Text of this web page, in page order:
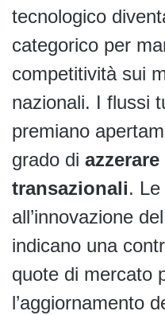
tecnologico
categorico per
competitività sui
nazionali. I flussi
premiano
grado di
transazionali.
all’innovazione
indicano una
quote di mercato
l’aggiornamento